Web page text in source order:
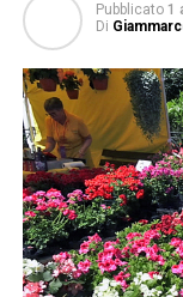
Pubblicato 1
Di